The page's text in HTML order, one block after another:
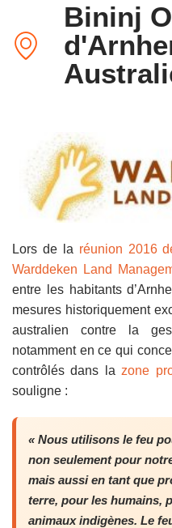
Bininj
Lors de la réunion 2016
Warddeken Land
entre les habitants
mesures historiquement
australien contre la
notamment en ce qui
contrôlés dans lazone
souligne :
« Nous utilisons le feu
non seulement pour
mais aussi en tant que
terre, pour les humains,
animaux indigènes. Le